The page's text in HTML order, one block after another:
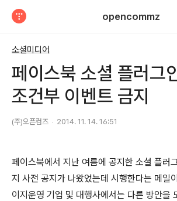
opencommz
소셜미디어
페이스북 소셜 플러그
조건부 이벤트 금지
(주)오픈컴즈 2014. 11. 14. 16:51
페이스북에서 지난 여름에 공지한 소셜 플러
지 사전 공지가 나왔었는데 시행한다는 메일
이지운영 기업 및 대행사에서는 다른 방안을